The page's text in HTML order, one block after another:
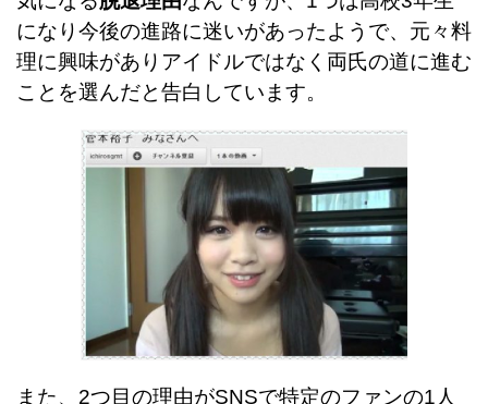
になり今後の進路に迷いがあったようで、元々料
理に興味がありアイドルではなく両氏の道に進む
ことを選んだと告白しています。
また、2つ目の理由がSNSで特定のファンの1人